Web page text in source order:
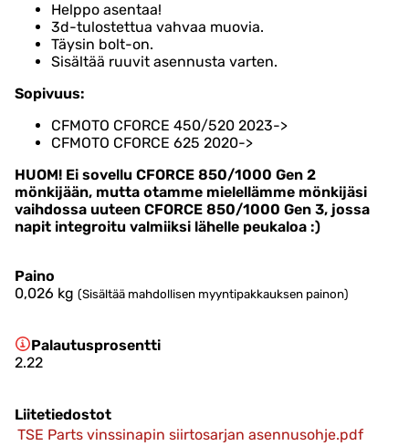
Helppo asentaa!
3d-tulostettua vahvaa muovia.
Täysin bolt-on.
Sisältää ruuvit asennusta varten.
Sopivuus:
CFMOTO CFORCE 450/520 2023->
CFMOTO CFORCE 625 2020->
HUOM! Ei sovellu CFORCE 850/1000 Gen 2
mönkijään, mutta otamme mielellämme mönkijäsi
vaihdossa uuteen CFORCE 850/1000 Gen 3, jossa
napit integroitu valmiiksi lähelle peukaloa :)
Paino
0,026 kg (Sisältää mahdollisen myyntipakkauksen painon)
Palautusprosentti
2.22
Liitetiedostot
TSE Parts vinssinapin siirtosarjan asennusohje.pdf